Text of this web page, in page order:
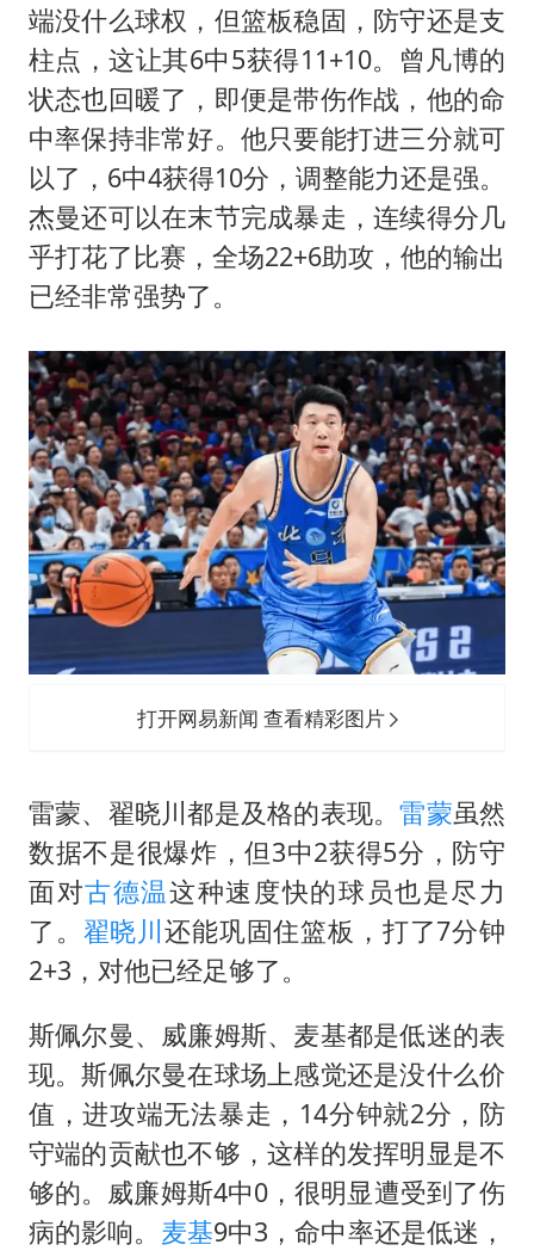
端没什么球权，但篮板稳固，防守还是支
柱点，这让其6中5获得11+10。曾凡博的
状态也回暖了，即便是带伤作战，他的命
中率保持非常好。他只要能打进三分就可
以了，6中4获得10分，调整能力还是强。
杰曼还可以在末节完成暴走，连续得分几
乎打花了比赛，全场22+6助攻，他的输出
已经非常强势了。
打开网易新闻 查看精彩图片
雷蒙、 翟晓川都是及格的表现。雷蒙虽然
数据不是很爆炸，但3中2获得5分，防守
面对古德温这种速度快的球员也是尽力
了。 翟晓川还能巩固住篮板，打了7分钟
2+3，对他已经足够了。
斯佩尔曼、威廉姆斯、麦基都是低迷的表
现。斯佩尔曼在球场上感觉还是没什么价
值，进攻端无法暴走，14分钟就2分，防
守端的贡献也不够，这样的发挥明显是不
够的。威廉姆斯4中0，很明显遭受到了伤
病的影响。 麦基9中3，命中率还是低迷，